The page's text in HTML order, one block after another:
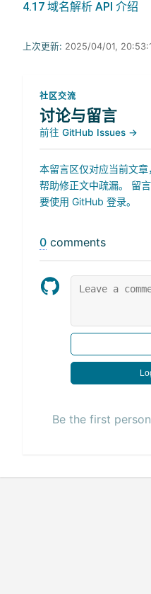
4.17 域名解析 API 介绍
上次更新: 2025/04/01,
社区交流
讨论与留言
前往 GitHub Issues →
本留言区仅对应当前文
帮助修正文中疏漏。 留
要使用 GitHub 登录。
0 comments
Be the first